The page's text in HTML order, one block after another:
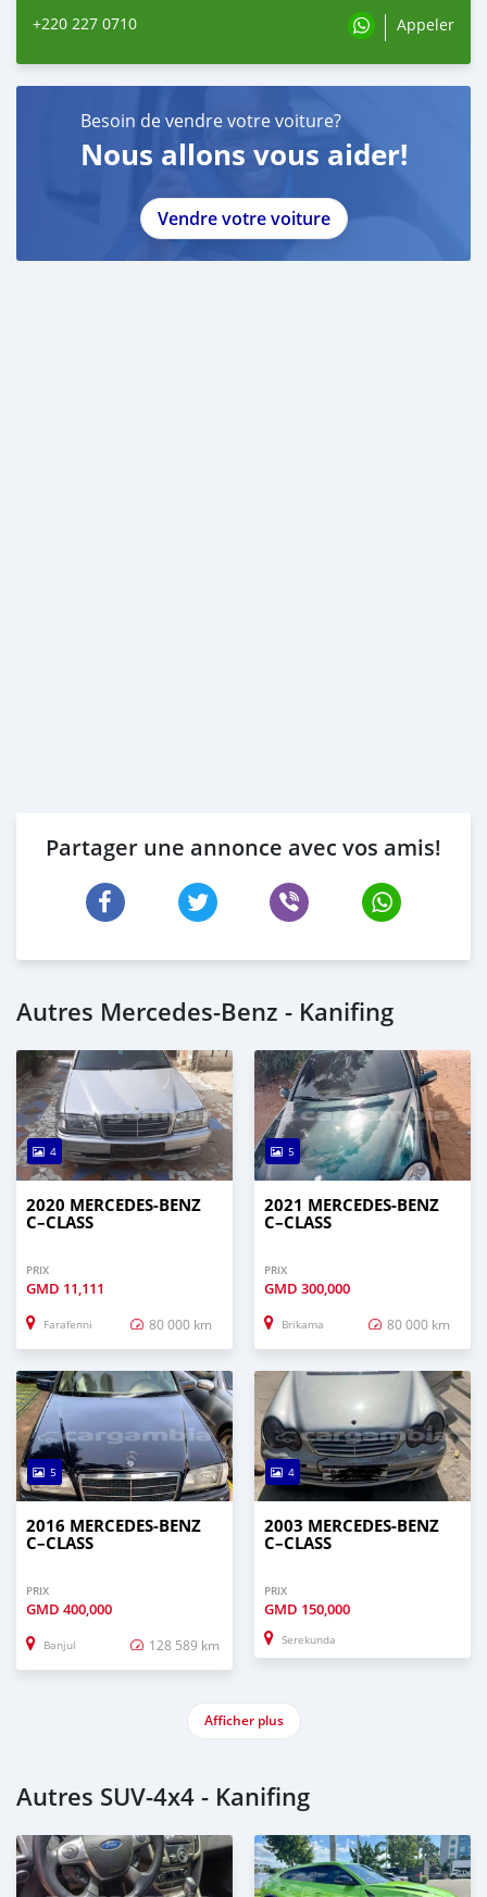
+220 227 0710 Appeler
Besoin de vendre votre voiture?
Nous allons vous aider!
Vendre votre voiture
Partager une annonce avec vos amis!
Autres Mercedes‒Benz - Kanifing
4
2020 MERCEDES‒BENZ
C–CLASS
PRIX
GMD 11,111
Farafenni 80 000 km
5
2021 MERCEDES‒BENZ
C–CLASS
PRIX
GMD 300,000
Brikama 80 000 km
5
2016 MERCEDES‒BENZ
C–CLASS
PRIX
GMD 400,000
Banjul 128 589 km
4
2003 MERCEDES‒BENZ
C–CLASS
PRIX
GMD 150,000
Serekunda
Afficher plus
Autres SUV‒4x4 - Kanifing